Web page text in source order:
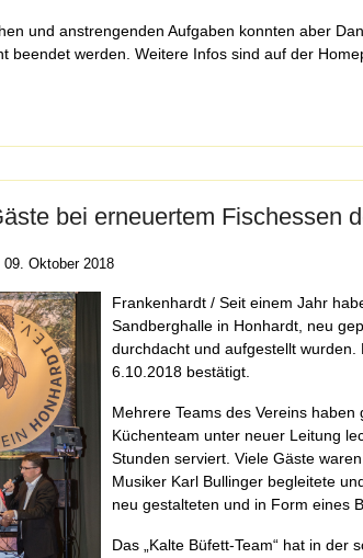
und anstrengenden Aufgaben konnten aber
beendet werden. Weitere Infos sind auf der
bei erneuertem Fischessen
09. Oktober 2018
Frankenhardt / Seit einem Jahr
Sandberghalle in Honhardt, neu
durchdacht und aufgestellt
6.10.2018 bestätigt.
Mehrere Teams des Vereins
Küchenteam unter neuer Leitung
Stunden serviert. Viele Gäste
Musiker Karl Bullinger begleitete
neu gestalteten und in Form eines
Das „Kalte Büfett-Team“ hat in der